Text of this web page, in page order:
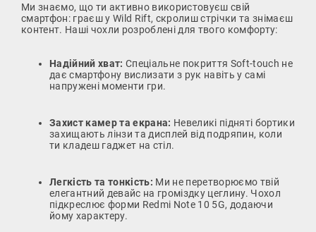
Ми знаємо, що ти активно використовуєш свій
смартфон: граєш у Wild Rift, скролиш стрічки та знімаєш
контент. Наші чохли розроблені для твого комфорту:
Надійний хват: Спеціальне покриття Soft-touch не
дає смартфону вислизати з рук навіть у самі
напружені моменти гри.
Захист камер та екрана: Невеликі підняті бортики
захищають лінзи та дисплей від подряпин, коли
ти кладеш гаджет на стіл.
Легкість та тонкість: Ми не перетворюємо твій
елегантний девайс на громіздку цеглину. Чохол
підкреслює форми Redmi Note 10 5G, додаючи
йому характеру.